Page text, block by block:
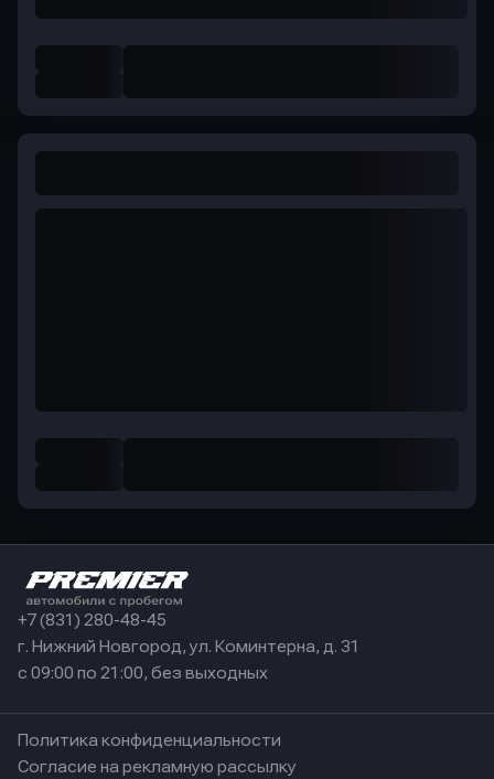
+7 (831) 280-48-45
г. Нижний Новгород, ул. Коминтерна, д. 31
с 09:00 по 21:00, без выходных
Политика конфиденциальности
Согласие на рекламную рассылку